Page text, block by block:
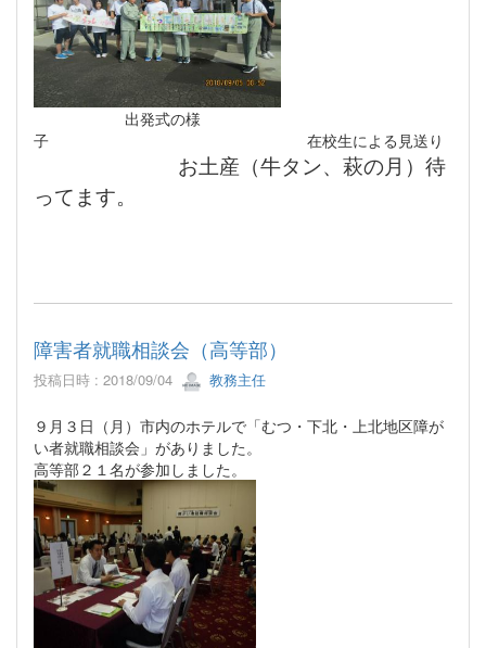
出発式の様
子 在校生による見送り
お土産（牛タン、萩の月）待
ってます。
障害者就職相談会（高等部）
投稿日時 : 2018/09/04 教務主任
９月３日（月）市内のホテルで「むつ・下北・上北地区障が
い者就職相談会」がありました。
高等部２１名が参加しました。